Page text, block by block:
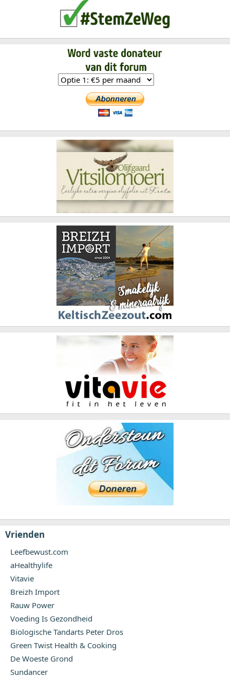
Vrienden
Leefbewust.com
aHealthylife
Vitavie
Breizh Import
Rauw Power
Voeding Is Gezondheid
Biologische Tandarts Peter Dros
Green Twist Health & Cooking
De Woeste Grond
Sundancer